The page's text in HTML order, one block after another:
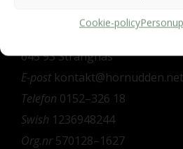
Cookie-policy
645 93 Strängnäs
E-postkontakt@hornudden.net
Telefon 0152–326 18
Swish 1236948244
Org.nr570128–1627